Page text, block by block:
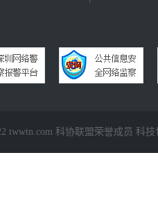
twwtn.com 科协联盟荣誉成员 科